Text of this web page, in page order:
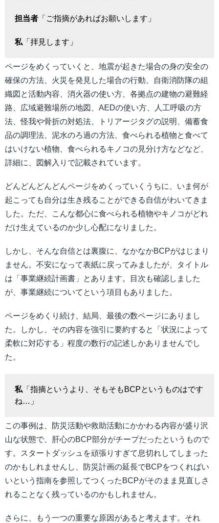
担当者 「ご指摘があればお願いします」
私 「拝見します」
ページをめくっていくと、地震が起きた場合の身の安全の
確保の方法、火災を発見した場合の行動、自衛消防隊の組
織図と活動内容、消火器の使い方、各拠点の建物の避難経
路、広域避難場所の地図、AEDの使い方、人工呼吸の方
法、怪我や骨折の対処法、トリアージタグの説明、備蓄食
品の調理法、泥水のろ過の方法、食べられる植物と食べて
はいけない植物、食べられるキノコの見分け方などなど、
詳細に、図解入りで記載されています。
どんどんどんどんページをめくっていくうちに、いま何が
起こっても自分は生き残ることができる自信がわいてきま
した。ただ、こんな都心に食べられる植物やキノコがどれ
だけ生えているのか少し心配になりました。
しかし、そんな自信とは裏腹に、なかなかBCPがはじまり
ません。不安になって表紙に戻ってみましたが、タイトル
は「事業継続計画書」とあります。目次も確認しました
が、事業継続についてという項目もありました。
ページをめくり続け、結局、最後の数ページにありまし
た。しかし、その内容を強引に要約すると「状況によって
柔軟に対応する」程度の数行の記述しかありませんでし
た。
私 「指摘というより、そもそもBCPというものはです
ね…」
この事例は、防災活動や救助活動にかかわる内容が盛り沢
山な状態で、肝心のBCP部分がチープだったというもので
す。スタートダッシュを頑張りすぎて息切れしてしまった
のかもしれませんし、防災計画の延長でBCPをつくればい
いという指南を参照してつくったBCPがそのまま見直しさ
れることなく残っているのかもしれません。
さらに、もう一つの重要な原因があると考えます。それ